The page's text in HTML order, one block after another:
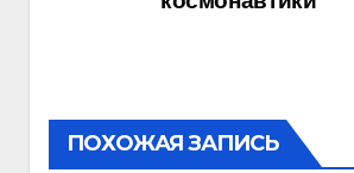
ПОХОЖАЯ ЗАПИСЬ